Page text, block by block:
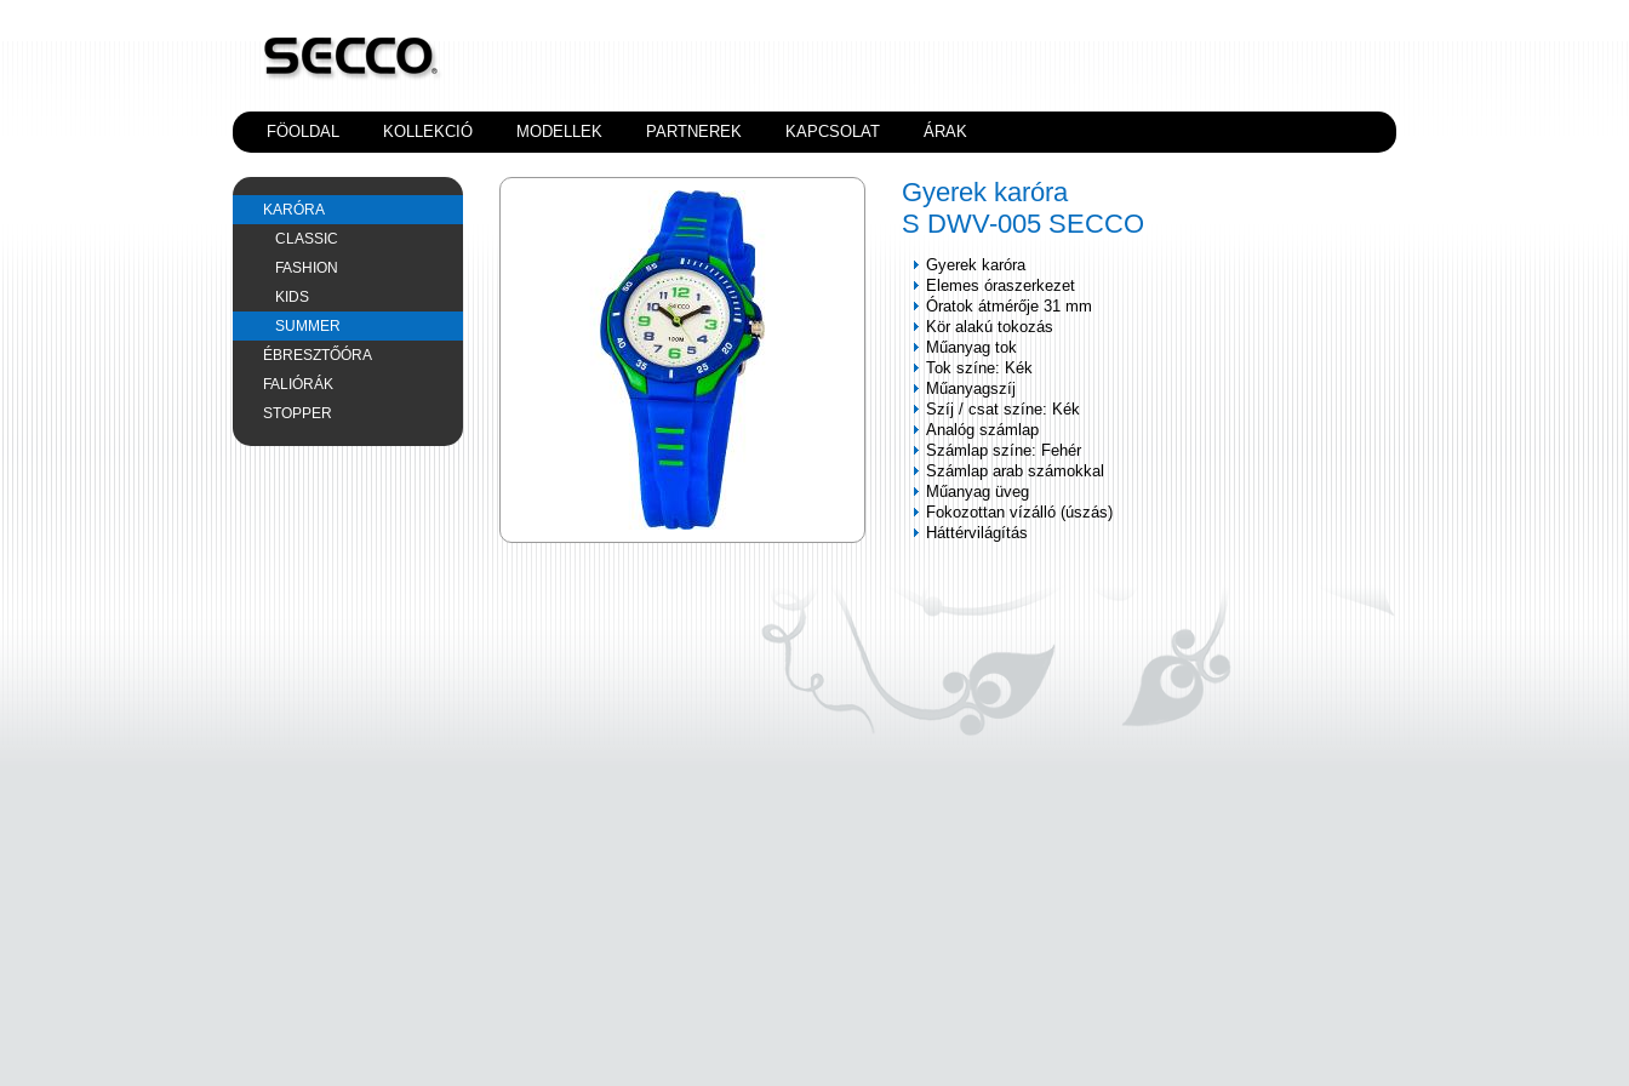
FÖOLDAL KOLLEKCIÓ MODELLEK PARTNEREK KAPCSOLAT ÁRAK
KARÓRA
CLASSIC
FASHION
KIDS
SUMMER
ÉBRESZTŐÓRA
FALIÓRÁK
STOPPER
Gyerek karóra
S DWV-005 SECCO
Gyerek karóra
Elemes óraszerkezet
Óratok átmérője 31 mm
Kör alakú tokozás
Műanyag tok
Tok színe: Kék
Műanyagszíj
Szíj / csat színe: Kék
Analóg számlap
Számlap színe: Fehér
Számlap arab számokkal
Műanyag üveg
Fokozottan vízálló (úszás)
Háttérvilágítás